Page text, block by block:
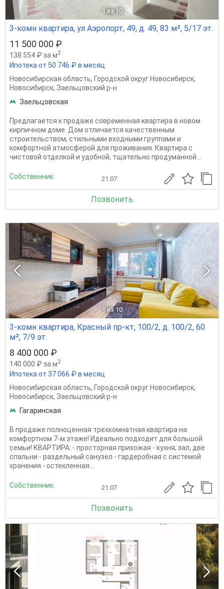
1 из 10
3-комн квартира, ул Аэропорт, 49, д. 49, 83 м², 5/17 эт.
11 500 000 ₽
138 554 ₽ за м2
Ипотека от 50 746 ₽ в месяц
Новосибирская область, Городской округ Новосибирск,
Новосибирск, Заельцовский р-н
Заельцовская
Предлагается к продаже современная квартира в новом
кирпичном доме. Дом отличается качественным
строительством, стильными входными группами и
комфортной атмосферой для проживания. Квартира с
чистовой отделкой и удобной, тщательно продуманной...
Собственник 21.07
Позвонить
1 из 10
3-комн квартира, Красный пр-кт, 100/2, д. 100/2, 60
м², 7/9 эт.
8 400 000 ₽
140 000 ₽ за м2
Ипотека от 37 066 ₽ в месяц
Новосибирская область, Городской округ Новосибирск,
Новосибирск, Заельцовский р-н
Гагаринская
В продаже полноценная трехкомнатная квартира на
комфортном 7-м этаже! Идеально подходит для большой
семьи! КВАРТИРА: - просторная прихожая - кухня, зал, две
спальни - раздельный санузел - гардеробная с системой
хранения - остекленная...
Собственник 21.07
Позвонить